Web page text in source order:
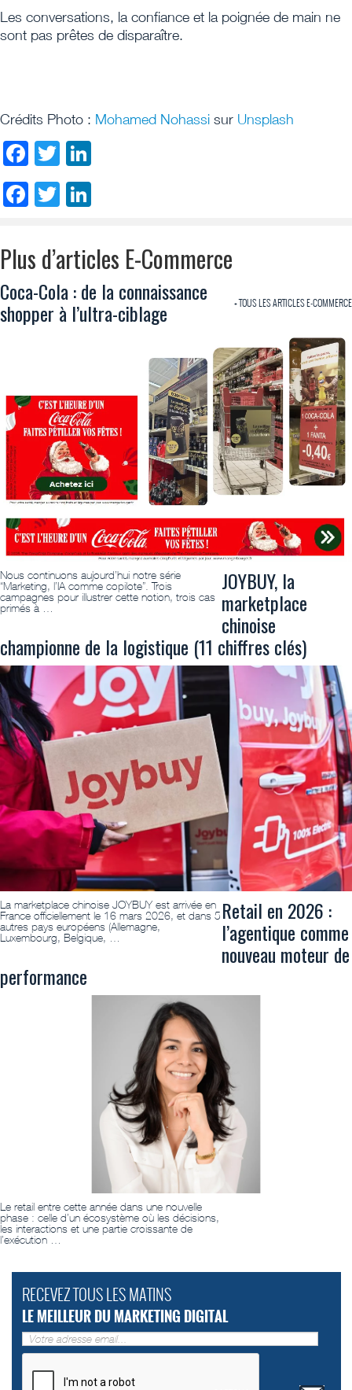
Les conversations, la confiance et la poignée de main ne
sont pas prêtes de disparaître.
Crédits Photo : Mohamed Nohassi sur Unsplash
Facebook
Twitter
Facebook
Twitter
Plus d’articles E-Commerce
+ TOUS LES ARTICLES E-COMMERCE
Coca-Cola : de la connaissance
shopper à l’ultra-ciblage
Nous continuons aujourd’hui notre série
“Marketing, l’IA comme copilote”. Trois
campagnes pour illustrer cette notion, trois cas
primés à …
JOYBUY, la
marketplace
chinoise
championne de la logistique (11 chiffres clés)
La marketplace chinoise JOYBUY est arrivée en
France officiellement le 16 mars 2026, et dans 5
autres pays européens (Allemagne,
Luxembourg, Belgique, …
Retail en 2026 :
l’agentique comme
nouveau moteur de
performance
Le retail entre cette année dans une nouvelle
phase : celle d’un écosystème où les décisions,
les interactions et une partie croissante de
l’exécution …
RECEVEZ TOUS LES MATINS
LE MEILLEUR DU MARKETING DIGITAL